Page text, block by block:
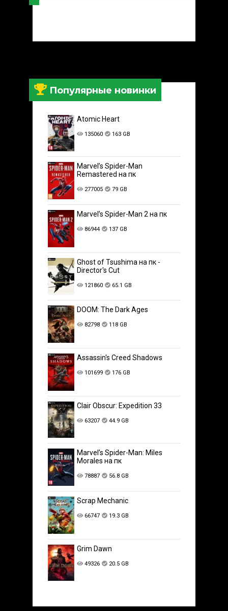
Популярные новинки
Atomic Heart
135060 163 GB
Marvel’s Spider-Man
Remastered на пк
277005 79 GB
Marvel’s Spider-Man 2 на пк
86944 137 GB
Ghost of Tsushima на пк -
Director's Cut
121860 65.1 GB
DOOM: The Dark Ages
82798 118 GB
Assassin's Creed Shadows
101699 176 GB
Clair Obscur: Expedition 33
63207 44.9 GB
Marvel’s Spider-Man: Miles
Morales на пк
78887 56.8 GB
Scrap Mechanic
66747 19.3 GB
Grim Dawn
49326 20.5 GB